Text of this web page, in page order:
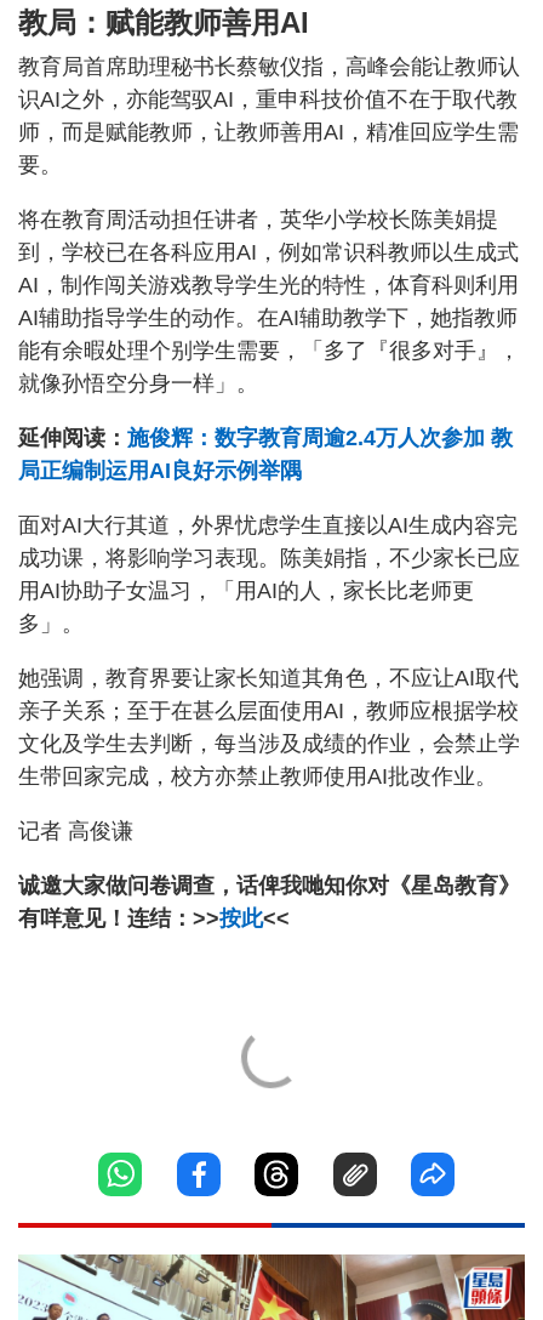
教局：赋能教师善用AI
教育局首席助理秘书长蔡敏仪指，高峰会能让教师认
识AI之外，亦能驾驭AI，重申科技价值不在于取代教
师，而是赋能教师，让教师善用AI，精准回应学生需
要。
将在教育周活动担任讲者，英华小学校长陈美娟提
到，学校已在各科应用AI，例如常识科教师以生成式
AI，制作闯关游戏教导学生光的特性，体育科则利用
AI辅助指导学生的动作。在AI辅助教学下，她指教师
能有余暇处理个别学生需要，「多了『很多对手』，
就像孙悟空分身一样」。
延伸阅读： 施俊辉：数字教育周逾2.4万人次参加 教
局正编制运用AI良好示例举隅
面对AI大行其道，外界忧虑学生直接以AI生成内容完
成功课，将影响学习表现。陈美娟指，不少家长已应
用AI协助子女温习，「用AI的人，家长比老师更
多」。
她强调，教育界要让家长知道其角色，不应让AI取代
亲子关系；至于在甚么层面使用AI，教师应根据学校
文化及学生去判断，每当涉及成绩的作业，会禁止学
生带回家完成，校方亦禁止教师使用AI批改作业。
记者 高俊谦
诚邀大家做问卷调查，话俾我哋知你对《星岛教育》
有咩意见！连结：>>按此<<